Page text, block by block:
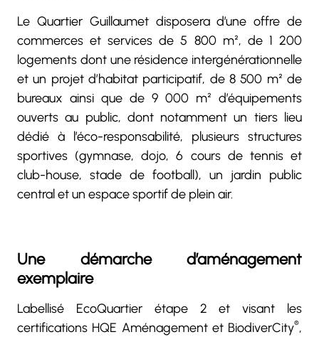
Le Quartier Guillaumet disposera d’une offre de
commerces et services de 5 800 m², de 1 200
logements dont une résidence intergénérationnelle
et un projet d’habitat participatif, de 8 500 m² de
bureaux ainsi que de 9 000 m² d’équipements
ouverts au public, dont notamment un tiers lieu
dédié à l’éco-responsabilité, plusieurs structures
sportives (gymnase, dojo, 6 cours de tennis et
club-house, stade de football), un jardin public
central et un espace sportif de plein air.
Une démarche d’aménagement
exemplaire
Labellisé EcoQuartier étape 2 et visant les
certifications HQE Aménagement et BiodiverCity®,